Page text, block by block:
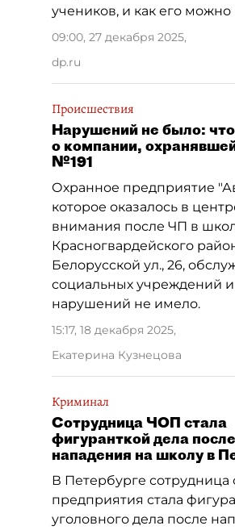
учеников, и как его можно
09:00, 27 декабря 2025,
dp.ru
Происшествия
Нарушений не было:
о компании,
№191
Охранное предприятие
которое оказалось в
внимания после ЧП в
Красногвардейского
Белорусской ул., 26,
социальных учреждений
нарушений не имело.
15:17, 18 декабря 2025,
Екатерина Кузнецова
Криминал
Сотрудница ЧОП стала
фигуранткой дела после
нападения на школу в
В Петербурге сотрудница
предприятия стала
уголовного дела после